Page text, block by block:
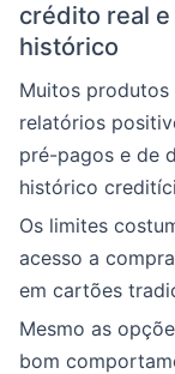
crédito real
histórico
Muitos produtos
relatórios
pré-pagos e de
histórico
Os limites
acesso a
em cartões
Mesmo as
bom